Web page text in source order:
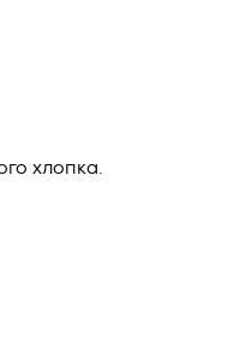
хлопка.